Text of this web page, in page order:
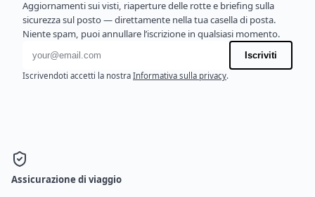
Aggiornamenti sui visti, riaperture delle rotte e briefing sulla
sicurezza sul posto — direttamente nella tua casella di posta.
Niente spam, puoi annullare l’iscrizione in qualsiasi momento.
Indirizzo email
Iscriviti
Iscrivendoti accetti la nostra Informativa sulla privacy.
Assicurazione di viaggio